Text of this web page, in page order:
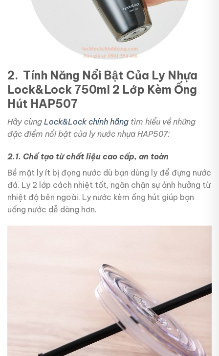
2. Tính Năng Nổi Bật Của Ly Nhựa
Lock&Lock 750ml 2 Lớp Kèm Ống
Hút HAP507
Hãy cùng Lock&Lock chính hãng tìm hiểu về những
đặc điểm nổi bật của ly nước nhựa HAP507:
2.1. Chế tạo từ chất liệu cao cấp, an toàn
Bề mặt ly ít bị đọng nước dù bạn dùng ly để đựng nước
đá. Ly 2 lớp cách nhiệt tốt, ngăn chặn sự ảnh hưởng từ
nhiệt độ bên ngoài. Ly nước kèm ống hút giúp bạn
uống nước dễ dàng hơn.